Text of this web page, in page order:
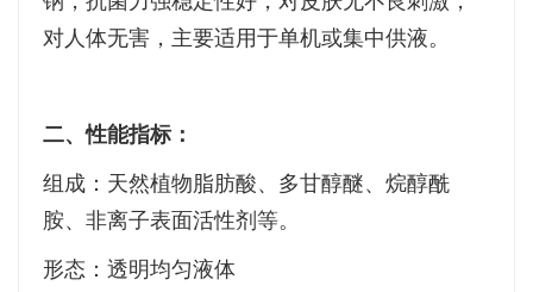
对人体无害，主要适用于单机或集中供液。
二、性能指标：
组成：天然植物脂肪酸、多甘醇醚、烷醇酰
胺、非离子表面活性剂等。
形态：透明均匀液体